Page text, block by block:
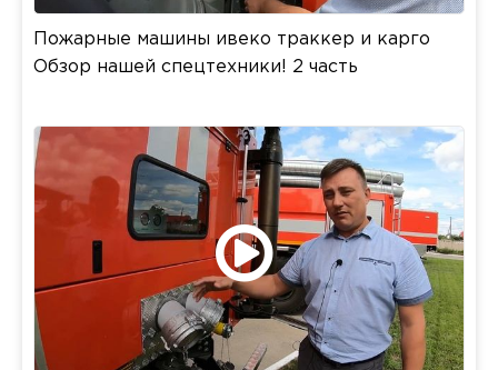
Пожарные машины ивеко траккер и карго
Обзор нашей спецтехники! 2 часть